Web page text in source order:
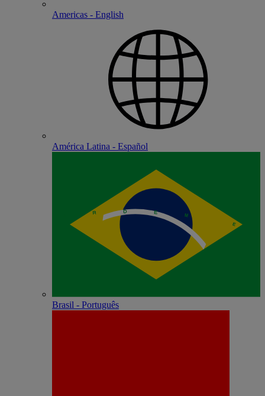
Americas - English
América Latina - Español
Brasil - Português